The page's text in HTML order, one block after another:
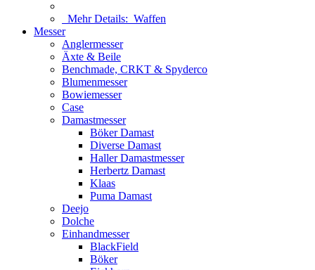
Mehr Details: Waffen
Messer
Anglermesser
Äxte & Beile
Benchmade, CRKT & Spyderco
Blumenmesser
Bowiemesser
Case
Damastmesser
Böker Damast
Diverse Damast
Haller Damastmesser
Herbertz Damast
Klaas
Puma Damast
Deejo
Dolche
Einhandmesser
BlackField
Böker